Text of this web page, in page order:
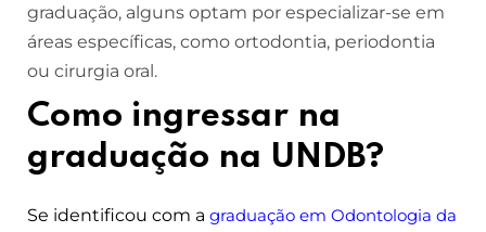
graduação, alguns optam por especializar-se em
áreas específicas, como ortodontia, periodontia
ou cirurgia oral.
Como ingressar na
graduação na UNDB?
Se identificou com a graduação em Odontologia da